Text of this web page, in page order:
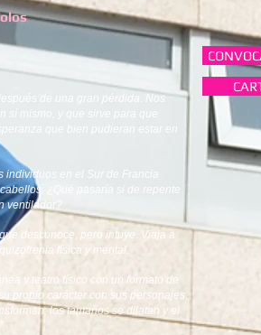
de una gran pérdida. Nos
mismo, y que sirve para que
que bien pudieran estar en
individuos en el Sur de Francia
¿Qué pasaría si de repente
ventilador?
desconoce, pero intuye. Viaja a
física y mental.
y teatro físico con un formato de
propio carácter con sus personajes,
los tamaños se dilatan y el